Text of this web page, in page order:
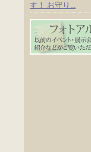
す！ お守り...